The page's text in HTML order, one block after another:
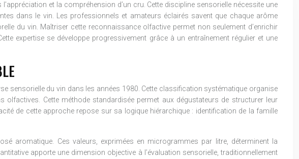
et la compréhension d’un cru. Cette discipline sensorielle nécessite une
dans le vin. Les professionnels et amateurs éclairés savent que chaque arôme
du vin. Maîtriser cette reconnaissance olfactive permet non seulement d’enrichir
expertise se développe progressivement grâce à un entraînement régulier et une
sensorielle du vin dans les années 1980. Cette classification systématique organise
Cette méthode standardisée permet aux dégustateurs de structurer leur
de cette approche repose sur sa logique hiérarchique : identification de la famille
aromatique. Ces valeurs, exprimées en microgrammes par litre, déterminent la
apporte une dimension objective à l’évaluation sensorielle, traditionnellement